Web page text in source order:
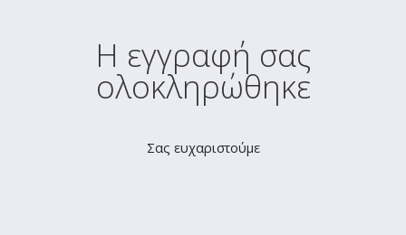
Η εγγραφή σας
ολοκληρώθηκε
Σας ευχαριστούμε